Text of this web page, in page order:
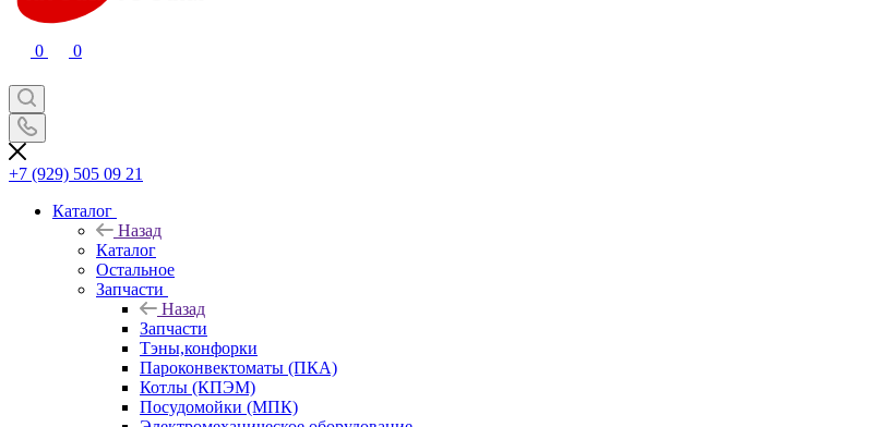
0 0
+7 (929) 505 09 21
Каталог
Назад
Каталог
Остальное
Запчасти
Назад
Запчасти
Тэны,конфорки
Пароконвектоматы (ПКА)
Котлы (КПЭМ)
Посудомойки (МПК)